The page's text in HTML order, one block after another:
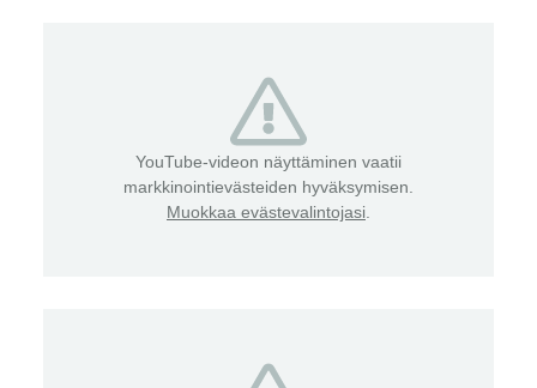
YouTube-videon näyttäminen vaatii
markkinointievästeiden hyväksymisen.
Muokkaa evästevalintojasi.